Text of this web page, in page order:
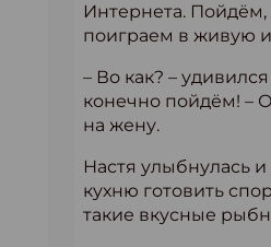
Интернета.
поиграем в живую
– Во как? –
конечно пойдём! –
на жену.
Настя улыбнулась
кухню готовить
такие вкусные